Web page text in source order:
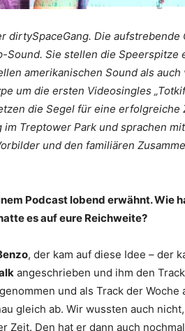
dirtySpaceGang. Die aufstrebende
Sound. Sie stellen die Speerspitze
amerikanischen Sound als
um die ersten Videosingles
die Segel für eine erfolgreiche
im Treptower Park und sprachen
und den familiären
Podcast lobend erwähnt. Wie
es auf eure Reichweite?
, der kam auf diese Idee – der
angeschrieben und ihm den Track
und als Track der Woche
gleich ab. Wir wussten auch
Zeit. Den hat er dann auch